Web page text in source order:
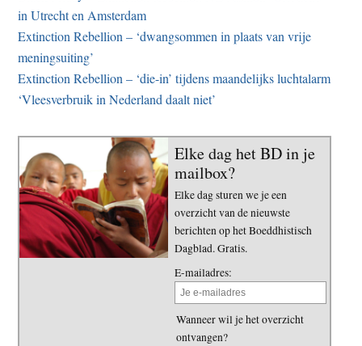
in Utrecht en Amsterdam
Extinction Rebellion – ‘dwangsommen in plaats van vrije
meningsuiting’
Extinction Rebellion – ‘die-in’ tijdens maandelijks luchtalarm
‘Vleesverbruik in Nederland daalt niet’
Elke dag het BD in je
mailbox?
Elke dag sturen we je een
overzicht van de nieuwste
berichten op het Boeddhistisch
Dagblad. Gratis.
E-mailadres:
Wanneer wil je het overzicht
ontvangen?